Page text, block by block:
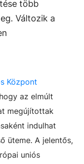
több
Változik a
Központ
az elmúlt
megújítottak
indulhat
üteme. A jelentős,
uniós